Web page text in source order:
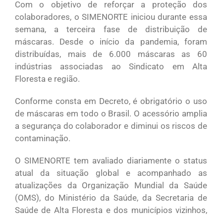
Com o objetivo de reforçar a proteção dos
colaboradores, o SIMENORTE iniciou durante essa
semana, a terceira fase de distribuição de
máscaras. Desde o início da pandemia, foram
distribuídas, mais de 6.000 máscaras as 60
indústrias associadas ao Sindicato em Alta
Floresta e região.
Conforme consta em Decreto, é obrigatório o uso
de máscaras em todo o Brasil. O acessório amplia
a segurança do colaborador e diminui os riscos de
contaminação.
O SIMENORTE tem avaliado diariamente o status
atual da situação global e acompanhado as
atualizações da Organização Mundial da Saúde
(OMS), do Ministério da Saúde, da Secretaria de
Saúde de Alta Floresta e dos municípios vizinhos,